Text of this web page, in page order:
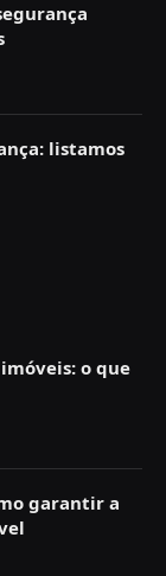
listamos
o que
garantir a